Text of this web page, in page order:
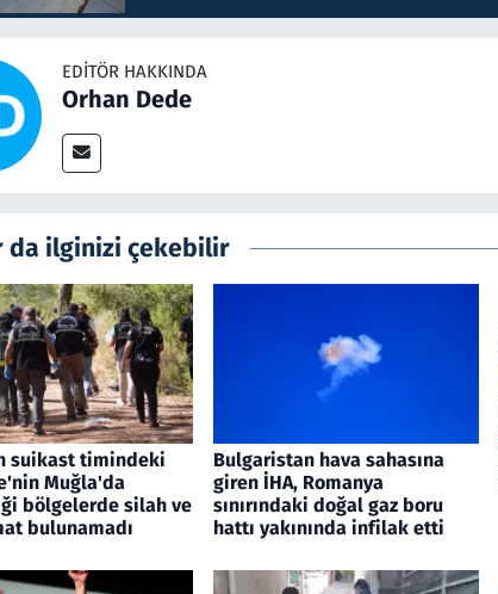
EDITÖR HAKKINDA
Orhan Dede
da ilginizi çekebilir
suikast timindeki
Muğla'da
bölgelerde silah ve
bulunamadı
Bulgaristan hava sahasına
giren İHA, Romanya
sınırındaki doğal gaz boru
hattı yakınında infilak etti